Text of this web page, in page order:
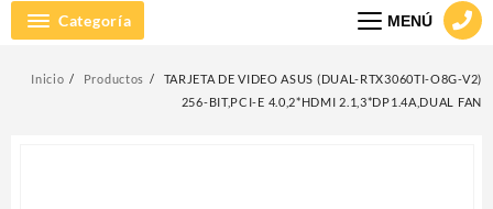
Categoría MENÚ
Inicio Productos
TARJETA DE VIDEO ASUS (DUAL-RTX3060TI-O8G-V2)
256-BIT,PCI-E 4.0,2*HDMI 2.1,3*DP1.4A,DUAL FAN